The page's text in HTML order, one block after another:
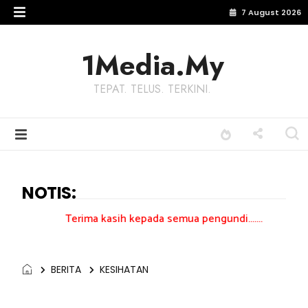
7 August 2026
1Media.My
TEPAT. TELUS. TERKINI.
NOTIS:
kasih kepada semua pengundi.......
BERITA KESIHATAN